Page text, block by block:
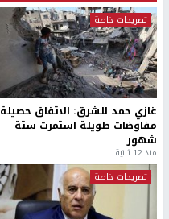
تصريحات خاصة
غازي حمد للشرق: الاتفاق حصيلة
مفاوضات طويلة استمرت ستة
شهور
منذ 12 ثانية
تصريحات خاصة